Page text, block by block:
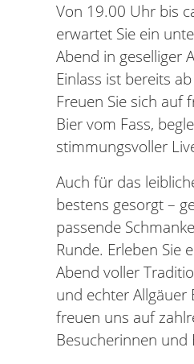
Von 19.00 Uhr bis
erwartet Sie ein
Abend in geselliger
Einlass ist bereits
Freuen Sie sich auf
Bier vom Fass,
stimmungsvoller
Auch für das
bestens gesorgt –
passende
Runde. Erleben Sie
Abend voller
und echter Allgäuer
freuen uns auf
Besucherinnen und